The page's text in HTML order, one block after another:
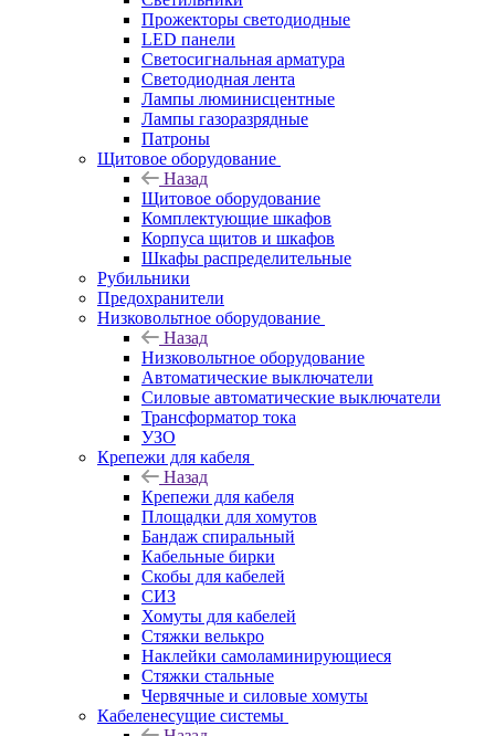
Прожекторы светодиодные
LED панели
Светосигнальная арматура
Светодиодная лента
Лампы люминисцентные
Лампы газоразрядные
Патроны
Щитовое оборудование
Назад
Щитовое оборудование
Комплектующие шкафов
Корпуса щитов и шкафов
Шкафы распределительные
Рубильники
Предохранители
Низковольтное оборудование
Назад
Низковольтное оборудование
Автоматические выключатели
Силовые автоматические выключатели
Трансформатор тока
УЗО
Крепежи для кабеля
Назад
Крепежи для кабеля
Площадки для хомутов
Бандаж спиральный
Кабельные бирки
Cкобы для кабелей
СИЗ
Хомуты для кабелей
Стяжки велькро
Наклейки самоламинирующиеся
Стяжки стальные
Червячные и силовые хомуты
Кабеленесущие системы